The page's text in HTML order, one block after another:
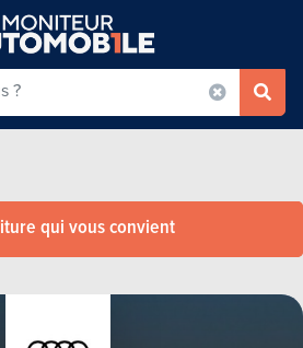
qui vous convient